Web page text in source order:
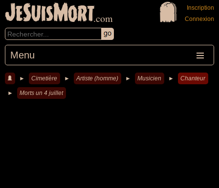
JeSuisMort.com
Menu
Inscription
Connexion
► Cimetière ► Artiste (homme) ► Musicien ► Chanteur
► Morts un 4 juillet